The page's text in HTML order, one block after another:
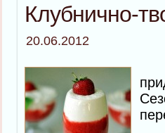
Клубнично-
20.06.2012